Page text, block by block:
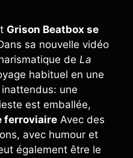
Grison Beatbox se
sa nouvelle vidéo
de La
habituel en une
une
est emballée,
ferroviaire Avec des
avec humour et
également être le